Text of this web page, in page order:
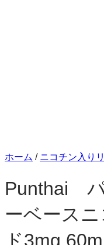
ホーム / ニコチン入り
Punthai パ
ーベース
ド3mg